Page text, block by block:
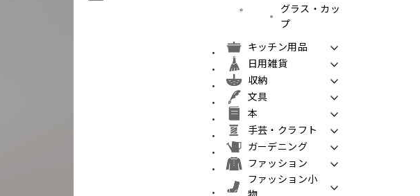
グラス・カッ
プ
キッチン用品
日用雑貨
収納
文具
本
手芸・クラフト
ガーデニング
ファッション
ファッション小